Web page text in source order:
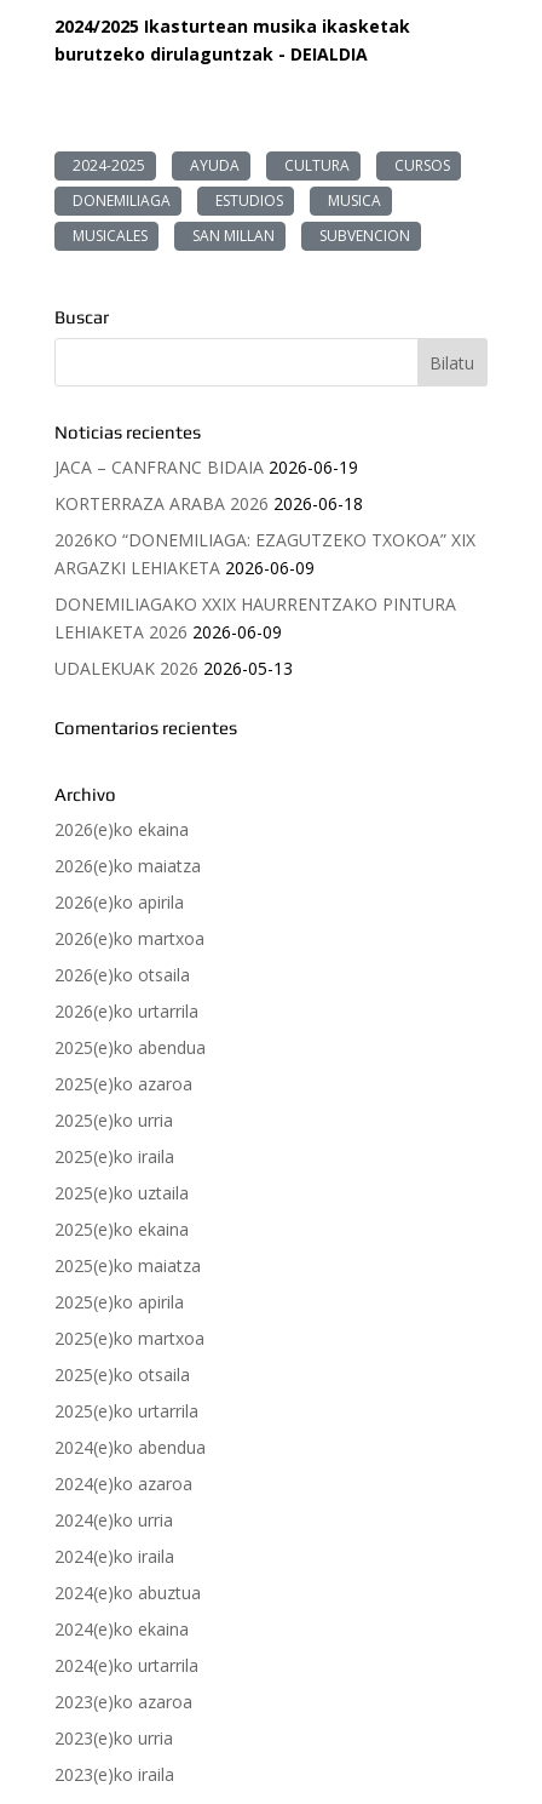
2024/2025 Ikasturtean musika ikasketak
burutzeko dirulaguntzak - DEIALDIA
2024-2025 AYUDA CULTURA
CURSOS
DONEMILIAGA
ESTUDIOS
MUSICA
MUSICALES
SAN MILLAN SUBVENCION
Buscar
Noticias recientes
JACA – CANFRANC BIDAIA 2026-06-19
KORTERRAZA ARABA 2026 2026-06-18
2026KO “DONEMILIAGA: EZAGUTZEKO TXOKOA” XIX
ARGAZKI LEHIAKETA 2026-06-09
DONEMILIAGAKO XXIX HAURRENTZAKO PINTURA
LEHIAKETA 2026 2026-06-09
UDALEKUAK 2026 2026-05-13
Comentarios recientes
Archivo
2026(e)ko ekaina
2026(e)ko maiatza
2026(e)ko apirila
2026(e)ko martxoa
2026(e)ko otsaila
2026(e)ko urtarrila
2025(e)ko abendua
2025(e)ko azaroa
2025(e)ko urria
2025(e)ko iraila
2025(e)ko uztaila
2025(e)ko ekaina
2025(e)ko maiatza
2025(e)ko apirila
2025(e)ko martxoa
2025(e)ko otsaila
2025(e)ko urtarrila
2024(e)ko abendua
2024(e)ko azaroa
2024(e)ko urria
2024(e)ko iraila
2024(e)ko abuztua
2024(e)ko ekaina
2024(e)ko urtarrila
2023(e)ko azaroa
2023(e)ko urria
2023(e)ko iraila